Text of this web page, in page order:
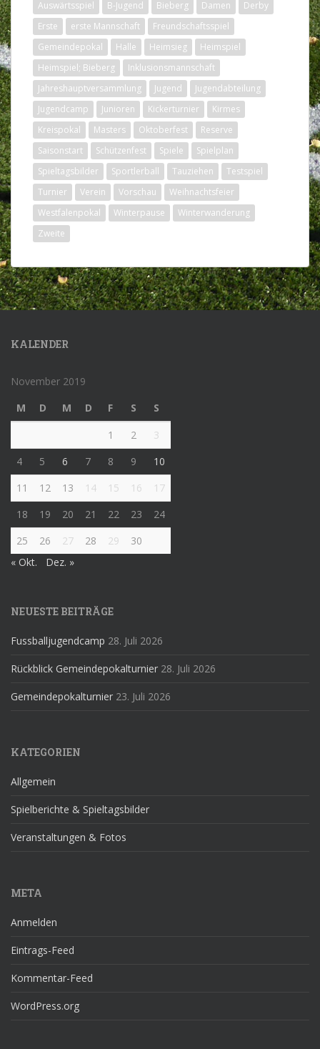
Auswärtsspiel
B-Jugend Bieberg Damen
Derby
Erste
erste Mannschaft
Freundschaftsspiel
Gemeindepokal
Halle Heimsieg
Heimspiel
Heimspiel; Bieberg
Inklusionsmannschaft
Jahreshauptversammlung
Jugend
Jugendabteilung
Jugendcamp
Junioren Kickerturnier
Kirmes
Kreispokal
Masters Oktoberfest
Reserve
Saisonstart
Schützenfest Spiele
Spielplan
Spieltagsbilder
Sportlerball Tauziehen
Testspiel
Turnier
Verein Vorschau
Weihnachtsfeier
Westfalenpokal
Winterpause
Winterwanderung
Zweite
KALENDER
November 2019
M
D M D F S
S
1
2
3
4
5 6 7 8 9
10
11
12 13 14 15 16
17
18
19 20 21 22 23
24
25
26 27 28 29
30
« Okt.
Dez. »
NEUESTE BEITRÄGE
Fussballjugendcamp 28. Juli 2026
Rückblick Gemeindepokalturnier 28. Juli 2026
Gemeindepokalturnier 23. Juli 2026
KATEGORIEN
Allgemein
Spielberichte & Spieltagsbilder
Veranstaltungen & Fotos
META
Anmelden
Eintrags-Feed
Kommentar-Feed
WordPress.org